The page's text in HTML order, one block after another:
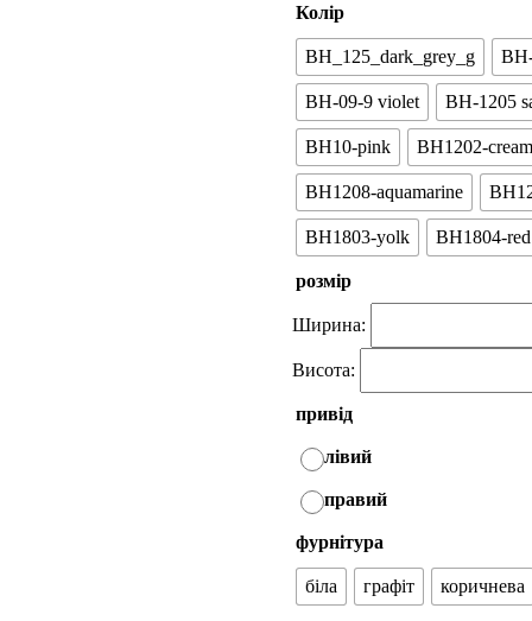
Колір
BH_125_dark_grey_g
BH-09-9 violet BH-1205
BH10-pink BH1202-
BH1208-aquamarine
BH1803-yolk BH1804-red
розмір
Ширина:
Висота:
привід
лівий
правий
фурнітура
біла графіт коричнева